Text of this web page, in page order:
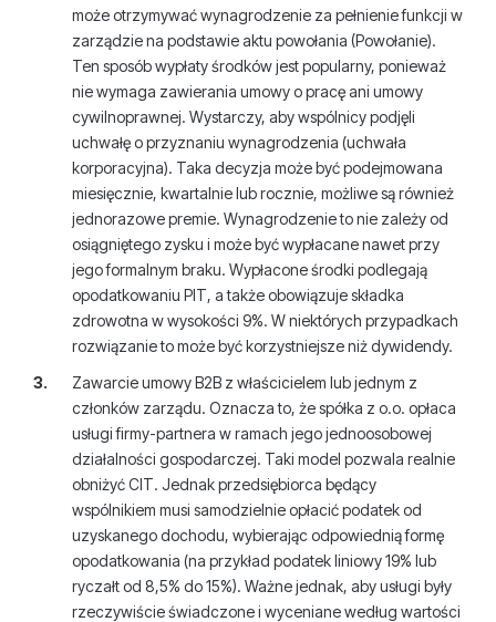
może otrzymywać wynagrodzenie za pełnienie funkcji w
zarządzie na podstawie aktu powołania (Powołanie).
Ten sposób wypłaty środków jest popularny, ponieważ
nie wymaga zawierania umowy o pracę ani umowy
cywilnoprawnej. Wystarczy, aby wspólnicy podjęli
uchwałę o przyznaniu wynagrodzenia (uchwała
korporacyjna). Taka decyzja może być podejmowana
miesięcznie, kwartalnie lub rocznie, możliwe są również
jednorazowe premie. Wynagrodzenie to nie zależy od
osiągniętego zysku i może być wypłacane nawet przy
jego formalnym braku. Wypłacone środki podlegają
opodatkowaniu PIT, a także obowiązuje składka
zdrowotna w wysokości 9%. W niektórych przypadkach
rozwiązanie to może być korzystniejsze niż dywidendy.
Zawarcie umowy B2B z właścicielem lub jednym z
członków zarządu. Oznacza to, że spółka z o.o. opłaca
usługi firmy-partnera w ramach jego jednoosobowej
działalności gospodarczej. Taki model pozwala realnie
obniżyć CIT. Jednak przedsiębiorca będący
wspólnikiem musi samodzielnie opłacić podatek od
uzyskanego dochodu, wybierając odpowiednią formę
opodatkowania (na przykład podatek liniowy 19% lub
ryczałt od 8,5% do 15%). Ważne jednak, aby usługi były
rzeczywiście świadczone i wyceniane według wartości